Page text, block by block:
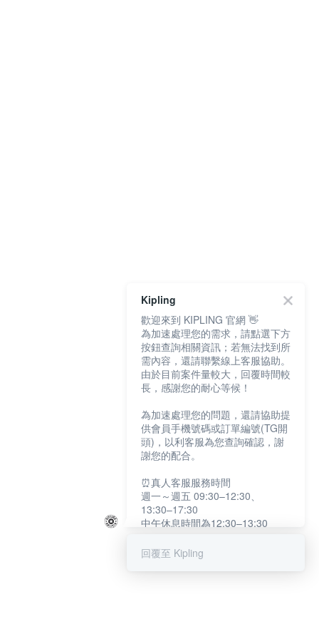
Kipling
歡迎來到 KIPLING 官網 👋
為加速處理您的需求，請點選下方
按鈕查詢相關資訊；若無法找到所
需內容，還請聯繫線上客服協助。
由於目前案件量較大，回覆時間較
長，感謝您的耐心等候！
為加速處理您的問題，還請協助提
供會員手機號碼或訂單編號(TG開
頭)，以利客服為您查詢確認，謝
謝您的配合。
⏰真人客服服務時間
週一～週五 09:30–12:30、
13:30–17:30
中午休息時間為12:30–13:30
提醒您：系統會自動已讀訊息，如
回覆至 Kipling